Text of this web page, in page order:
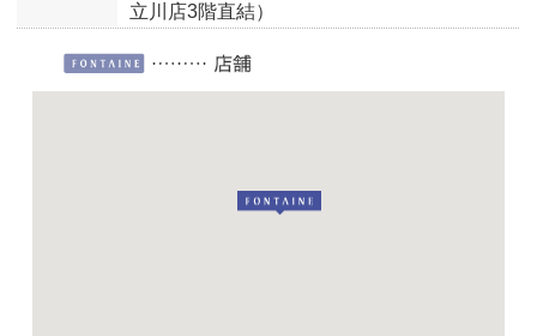
立川店3階直結）